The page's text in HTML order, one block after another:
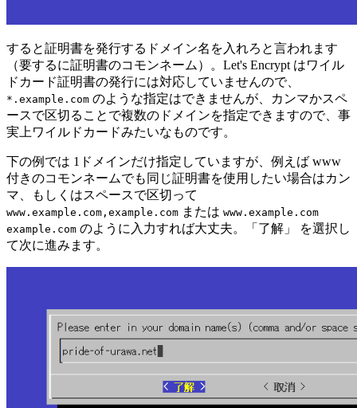
すると証明書を発行するドメイン名を入れろと言われます
（要するに証明書のコモンネーム）。Let's Encrypt はワイル
ドカード証明書の発行には対応していませんので、
*.example.com のような指定はできませんが、カンマかスペ
ースで区切ることで複数のドメインを指定できますので、事
実上ワイルドカードみたいなものです。
下の例では 1ドメインだけ指定していますが、例えば www
付きのコモンネームでも同じ証明書を使用したい場合はカン
マ、もしくはスペースで区切って
www.example.com,example.com または www.example.com
example.com のように入力すれば大丈夫。「了解」 を選択し
て次に進みます。